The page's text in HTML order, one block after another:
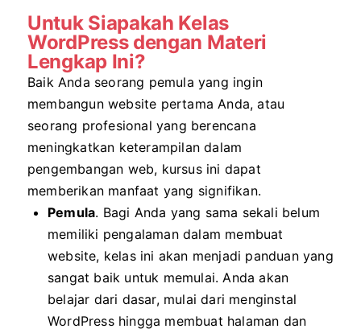
Untuk Siapakah Kelas
WordPress dengan Materi
Lengkap Ini?
Baik Anda seorang pemula yang ingin
membangun website pertama Anda, atau
seorang profesional yang berencana
meningkatkan keterampilan dalam
pengembangan web, kursus ini dapat
memberikan manfaat yang signifikan.
Pemula. Bagi Anda yang sama sekali belum
memiliki pengalaman dalam membuat
website, kelas ini akan menjadi panduan yang
sangat baik untuk memulai. Anda akan
belajar dari dasar, mulai dari menginstal
WordPress hingga membuat halaman dan